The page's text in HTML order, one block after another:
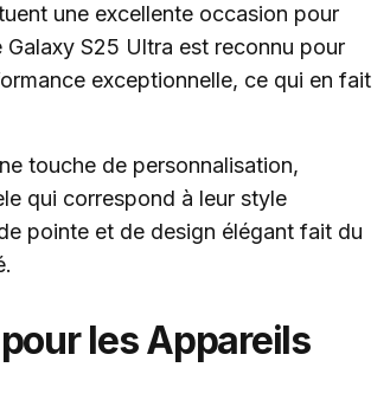
une excellente occasion pour
S25 Ultra est reconnu pour
exceptionnelle, ce qui en fait
touche de personnalisation,
qui correspond à leur style
pointe et de design élégant fait du
les Appareils